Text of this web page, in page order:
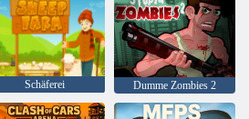
Schäferei Dumme Zombies 2